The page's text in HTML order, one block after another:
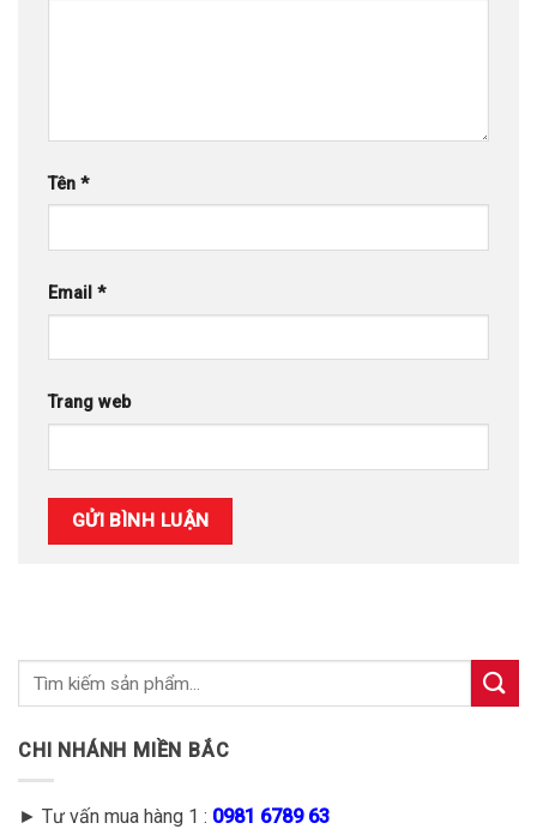
Tên *
Email *
Trang web
CHI NHÁNH MIỀN BẮC
► Tư vấn mua hàng 1 : 0981 6789 63